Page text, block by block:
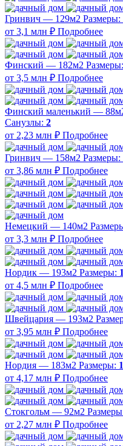
Гринвич — 129м2 Размеры:
от 3,1 млн ₽ Подробнее
Финский — 182м2 Размеры:
от 3,5 млн ₽ Подробнее
Финский маленький —
Санузлы: 2
от 2,23 млн ₽ Подробнее
Гринвич — 158м2 Размеры:
от 3,86 млн ₽ Подробнее
Немецкий — 140м2
от 3,3 млн ₽ Подробнее
Нордик — 193м2 Размеры:
от 4,5 млн ₽ Подробнее
Швейцария — 193м2
от 3,95 млн ₽ Подробнее
Нордия — 183м2 Размеры:
от 4,17 млн ₽ Подробнее
Стокгольм — 92м2
от 2,27 млн ₽ Подробнее